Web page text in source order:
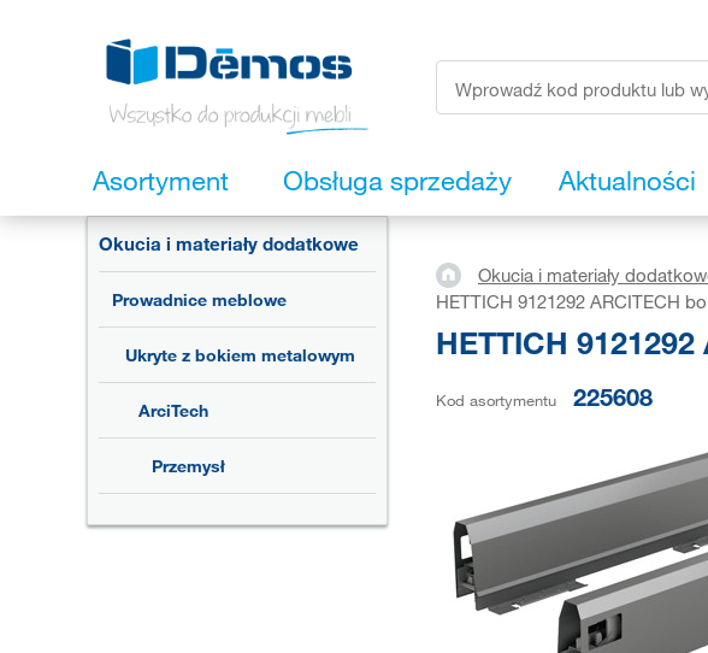
Asortyment Obsługa sprzedaży Aktualności
Okucia i materiały dodatkowe
Prowadnice meblowe
Ukryte z bokiem metalowym
ArciTech
Przemysł
Okucia i materiały
HETTICH 9121292 ARCITECH
HETTICH
Kod asortymentu 225608